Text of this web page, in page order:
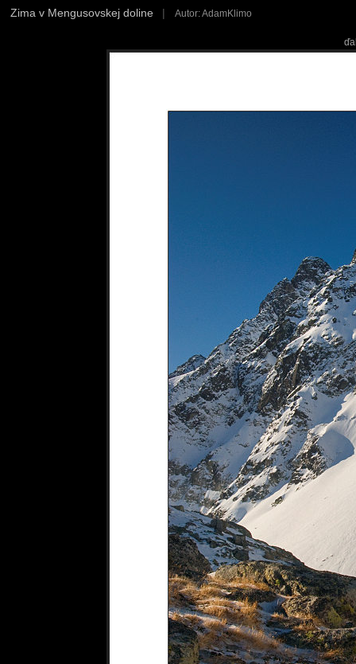
Zima v Mengusovskej doline | Autor: AdamKlimo